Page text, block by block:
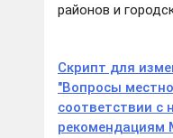
районов и
Скрипт для
"Вопросы
соответствии
рекомендациям